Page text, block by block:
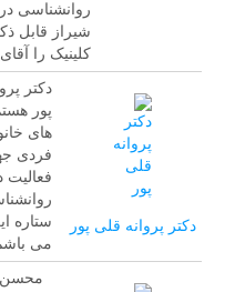
روانشناسی
شیراز قابل
کلینیک را
دکتر پروانه قلی پور
دکتر
پور
های
فردی
فعالیت
می
محسن